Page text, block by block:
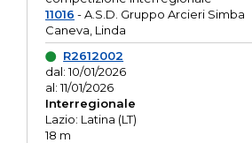
11016 - A.S.D. Gruppo Arcieri Simba
Caneva, Linda
R2612002
dal: 10/01/2026
al: 11/01/2026
Interregionale
Lazio: Latina (LT)
18 m